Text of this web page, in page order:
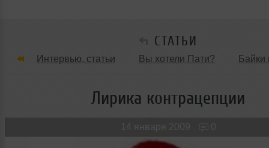
СТАТЬИ
Интервью, статьи Вы хотели Пати? Байки
Танцевальные стилиЛирика контрацепции
14 января 2009